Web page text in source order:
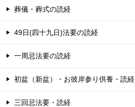
葬儀・葬式の読経
49日(四十九日)法要の読経
一周忌法要の読経
初盆（新盆）・お彼岸参り供養・読経
三回忌法要・読経